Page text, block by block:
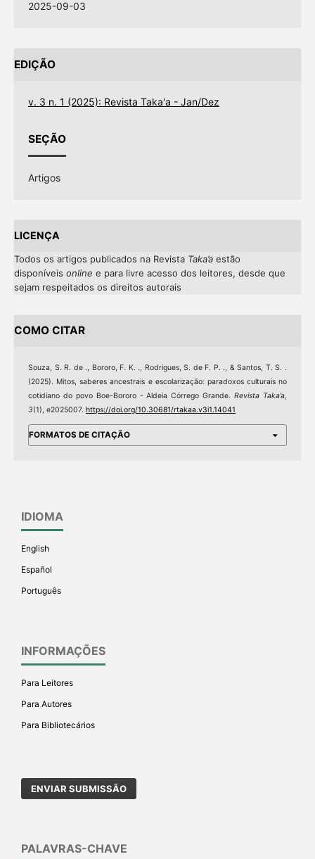
2025-09-03
EDIÇÃO
v. 3 n. 1 (2025): Revista Taka'a - Jan/Dez
SEÇÃO
Artigos
LICENÇA
Todos os artigos publicados na Revista Taka’aestão
disponíveis online e para livre acesso dos leitores, desde que
sejam respeitados os direitos autorais
COMO CITAR
Souza, S. R. de ., Bororo, F. K. ., Rodrigues, S. de F. P. ., & Santos, T. S. .
(2025). Mitos, saberes ancestrais e escolarização: paradoxos culturais no
cotidiano do povo Boe-Bororo - Aldeia Córrego Grande.Revista Taka’a,
3(1), e2025007. https://doi.org/10.30681/rtakaa.v3i1.14041
FORMATOS DE CITAÇÃO
IDIOMA
English
Español
Português
INFORMAÇÕES
Para Leitores
Para Autores
Para Bibliotecários
ENVIAR SUBMISSÃO
PALAVRAS-CHAVE